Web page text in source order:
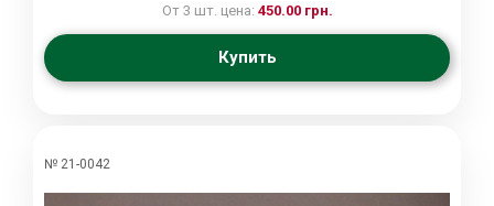
От 3 шт. цена: 450.00 грн.
Купить
№ 21-0042